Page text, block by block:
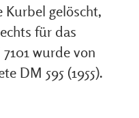
Kurbel gelöscht,
für das
wurde von
DM 595 (1955).